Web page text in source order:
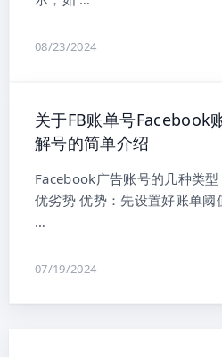
08/23/2024
关于FB账单号Facebook
解号的简单介绍
Facebook广告账号的几种类
优劣势 优势：先设置好账单阈
…
07/19/2024